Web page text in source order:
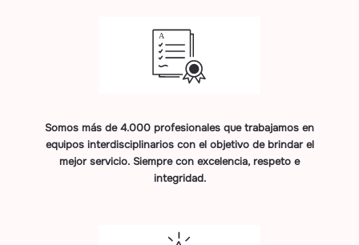
Somos más de 4.000 profesionales que trabajamos en
equipos interdisciplinarios con el objetivo de brindar el
mejor servicio. Siempre con excelencia, respeto e
integridad.